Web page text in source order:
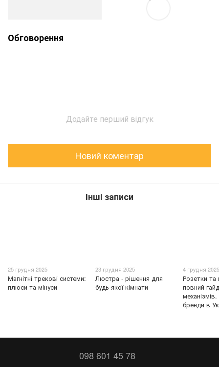
Обговорення
Додайте перший відгук
Новий коментар
Інші записи
25 грудня 2025
Магнітні трекові системи:
плюси та мінуси
23 грудня 2025
Люстра - рішення для
будь-якої кімнати
4 грудня
Розетки та
повний
бренди в
098 601 45 78